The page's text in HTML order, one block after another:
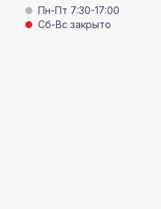
Пн-Пт 7:30-17:00
Сб-Вс закрыто